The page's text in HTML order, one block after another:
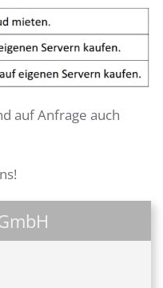
auf Anfrage auch